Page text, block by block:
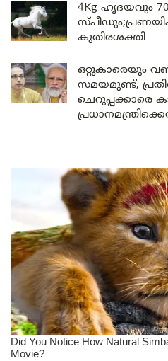
4Kg ഹൃദയവും
കുതിരശക്തി
ഒറ്റുകാരെയും
സമയമുണ്ട്,
ചെറുപ്പക്കാരെ